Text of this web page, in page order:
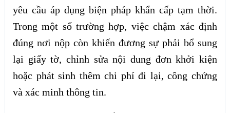
yêu cầu áp dụng biện pháp khẩn cấp tạm thời.
Trong một số trường hợp, việc chậm xác định
đúng nơi nộp còn khiến đương sự phải bổ sung
lại giấy tờ, chỉnh sửa nội dung đơn khởi kiện
hoặc phát sinh thêm chi phí đi lại, công chứng
và xác minh thông tin.